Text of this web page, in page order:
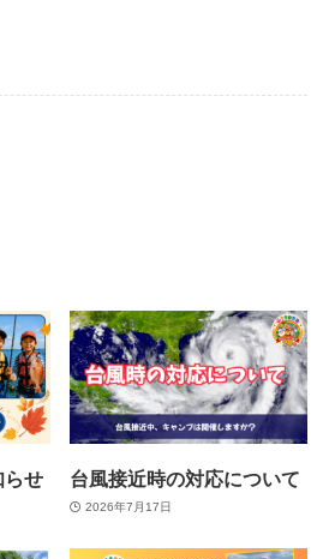
らせ 台風接近時の対応について
2026年7月17日